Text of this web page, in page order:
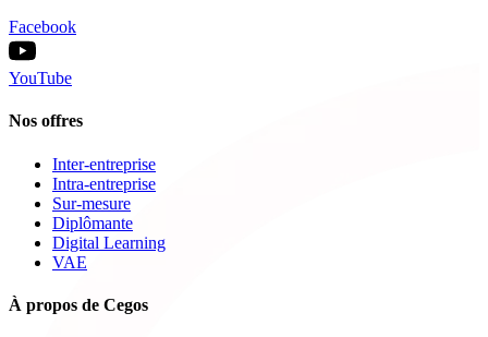
Facebook
YouTube
Nos offres
Inter-entreprise
Intra-entreprise
Sur-mesure
Diplômante
Digital Learning
VAE
À propos de Cegos